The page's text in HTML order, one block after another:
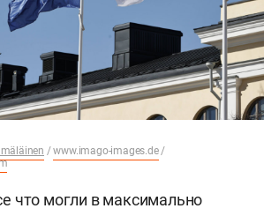
/www.imago-images.de/
что могли в максимально